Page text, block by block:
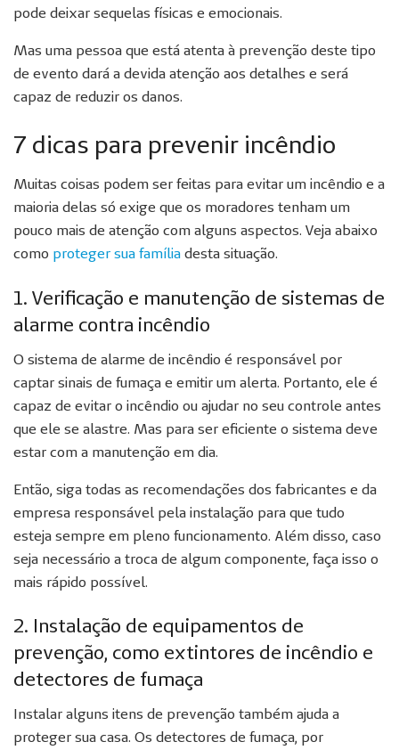
pode deixar sequelas físicas e emocionais.
Mas uma pessoa que está atenta à prevenção deste tipo
de evento dará a devida atenção aos detalhes e será
capaz de reduzir os danos.
7 dicas para prevenir incêndio
Muitas coisas podem ser feitas para evitar um incêndio e a
maioria delas só exige que os moradores tenham um
pouco mais de atenção com alguns aspectos. Veja abaixo
como proteger sua família desta situação.
1. Verificação e manutenção de sistemas de
alarme contra incêndio
O sistema de alarme de incêndio é responsável por
captar sinais de fumaça e emitir um alerta. Portanto, ele é
capaz de evitar o incêndio ou ajudar no seu controle antes
que ele se alastre. Mas para ser eficiente o sistema deve
estar com a manutenção em dia.
Então, siga todas as recomendações dos fabricantes e da
empresa responsável pela instalação para que tudo
esteja sempre em pleno funcionamento. Além disso, caso
seja necessário a troca de algum componente, faça isso o
mais rápido possível.
2. Instalação de equipamentos de
prevenção, como extintores de incêndio e
detectores de fumaça
Instalar alguns itens de prevenção também ajuda a
proteger sua casa. Os detectores de fumaça, por